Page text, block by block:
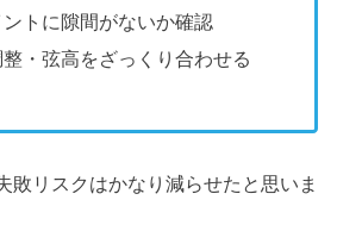
トに隙間がないか確認
・弦高をざっくり合わせる
敗リスクはかなり減らせたと思いま